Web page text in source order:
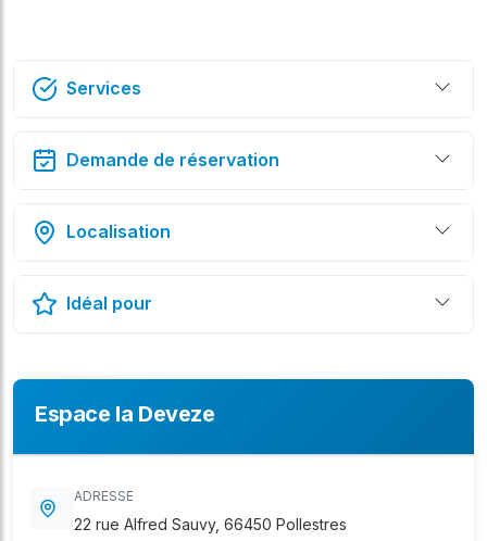
Services
Demande de réservation
Localisation
Idéal pour
Espace la Deveze
ADRESSE
22 rue Alfred Sauvy, 66450 Pollestres